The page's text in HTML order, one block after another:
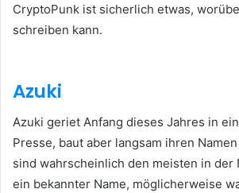
CryptoPunk ist sicherlich etwas,
schreiben kann.
Azuki
Azuki geriet Anfang dieses Jahres in
Presse, baut aber langsam ihren
sind wahrscheinlich den meisten in der
ein bekannter Name, möglicherweise